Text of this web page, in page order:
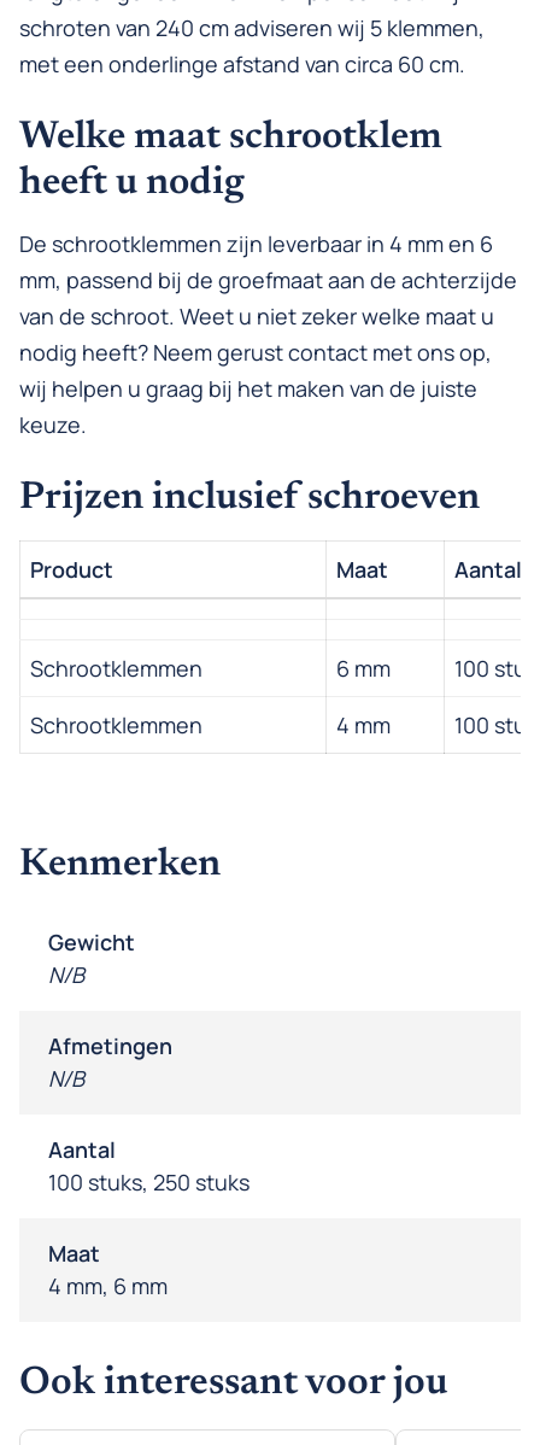
schroten van 240 cm adviseren wij 5 klemmen,
met een onderlinge afstand van circa 60 cm.
Welke maat schrootklem
heeft u nodig
De schrootklemmen zijn leverbaar in 4 mm en 6
mm, passend bij de groefmaat aan de achterzijde
van de schroot. Weet u niet zeker welke maat u
nodig heeft? Neem gerust contact met ons op,
wij helpen u graag bij het maken van de juiste
keuze.
Prijzen inclusief schroeven
Product Maat Aantal
Schrootklemmen 6 mm
100
Schrootklemmen
4 mm 100
Kenmerken
Gewicht
N/B
Afmetingen
N/B
Aantal
100 stuks, 250 stuks
Maat
4 mm, 6 mm
Ook interessant voor jou